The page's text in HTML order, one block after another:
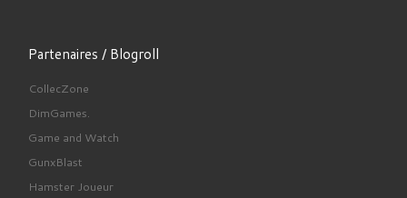
Partenaires / Blogroll
CollecZone
DimGames.
Game and Watch
GunxBlast
Hamster Joueur